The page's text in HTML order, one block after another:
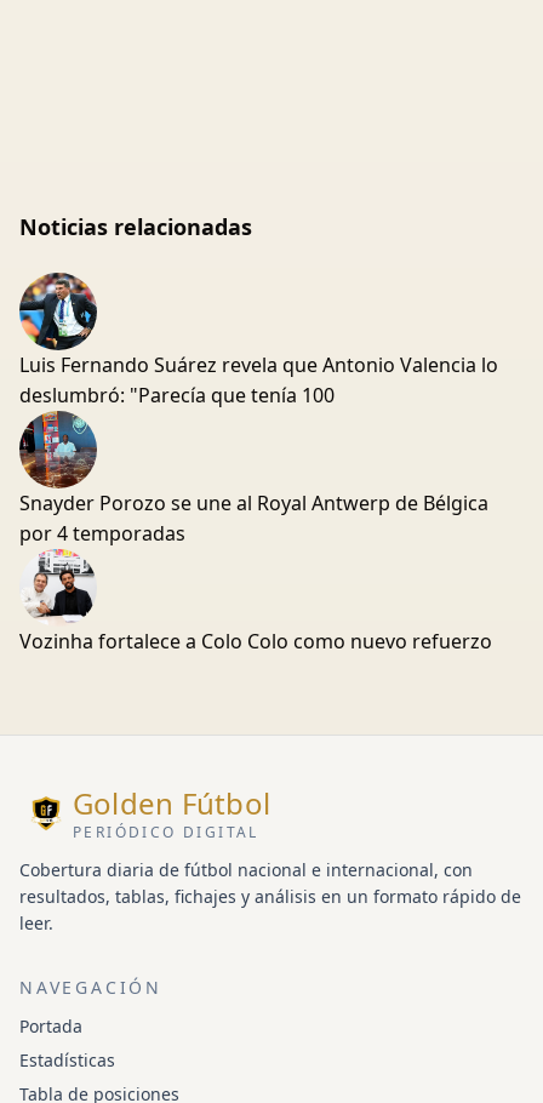
Noticias relacionadas
Luis Fernando Suárez revela que Antonio Valencia lo
deslumbró: "Parecía que tenía 100
Snayder Porozo se une al Royal Antwerp de Bélgica
por 4 temporadas
Vozinha fortalece a Colo Colo como nuevo refuerzo
Golden Fútbol
PERIÓDICO DIGITAL
Cobertura diaria de fútbol nacional e internacional, con
resultados, tablas, fichajes y análisis en un formato rápido de
leer.
NAVEGACIÓN
Portada
Estadísticas
Tabla de posiciones